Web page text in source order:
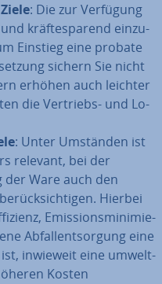
Ziele: Die zur Verfügung
kräf­te­spa­rend ein­zu­
Einstieg eine probate
sichern Sie nicht
erhöhen auch leichter
die Vertriebs- und Lo­
: Unter Umständen ist
relevant, bei der
Ware auch den
Hierbei
Emis­si­ons­mi­ni­mie­
Ab­fall­ent­sor­gung eine
inwieweit eine um­welt­
Kosten